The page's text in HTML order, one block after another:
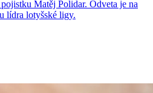
Matěj Polidar. Odveta je na
lídra lotyšské ligy.